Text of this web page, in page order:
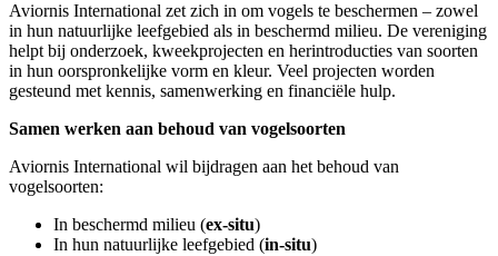
Aviornis International zet zich in om vogels te beschermen – zowel
in hun natuurlijke leefgebied als in beschermd milieu. De vereniging
helpt bij onderzoek, kweekprojecten en herintroducties van soorten
in hun oorspronkelijke vorm en kleur. Veel projecten worden
gesteund met kennis, samenwerking en financiële hulp.
Samen werken aan behoud van vogelsoorten
Aviornis International wil bijdragen aan het behoud van
vogelsoorten:
In beschermd milieu (ex-situ)
In hun natuurlijke leefgebied (in-situ)